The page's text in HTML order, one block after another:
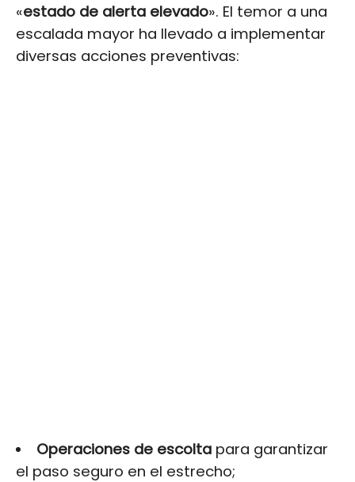
«estado de alerta elevado». El temor a una
escalada mayor ha llevado a implementar
diversas acciones preventivas:
Operaciones de escoltapara garantizar
el paso seguro en el estrecho;